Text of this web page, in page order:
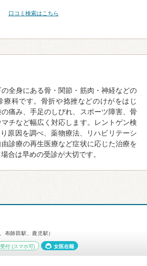
口コミ検索はこちら
全身にある骨・関節・筋肉・神経などの
療科です。骨折や捻挫などのけがをはじ
痛み、手足のしびれ、スポーツ障害、骨
チなど幅広く対応します。レントゲン検
原因を調べ、薬物療法、リハビリテーシ
診療の再生医療など症状に応じた治療を
合は早めの受診が大切です。
布師田駅、鹿児駅）
付(スマホ可) 女医在籍